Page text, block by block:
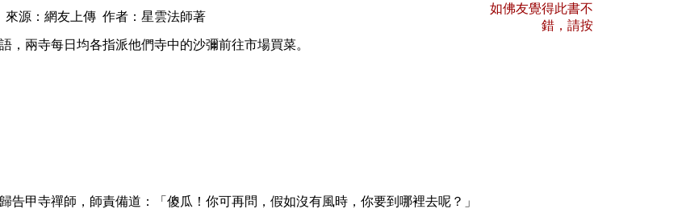
來源：網友上傳 作者：星雲法師著
如佛友覺得此書不
錯，請按
兩寺每日均各指派他們寺中的沙彌前往市場買菜。
寺禪師，師責備道：「傻瓜！你可再問，假如沒有風時，你要到哪裡去呢？」